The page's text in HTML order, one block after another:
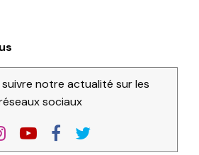
notre actualité sur les
sociaux